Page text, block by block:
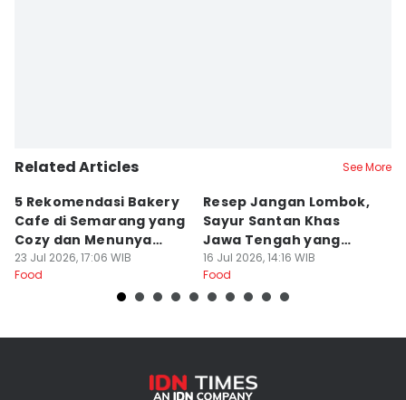
Related Articles See More
5 Rekomendasi Bakery
Cafe di Semarang yang
Cozy dan Menunya
Yummy
23 Jul 2026, 17:06 WIB
Food
Resep Jangan Lombok,
Sayur Santan Khas
Jawa Tengah yang
Gurih Nikmat!
16 Jul 2026, 14:16 WIB
Food